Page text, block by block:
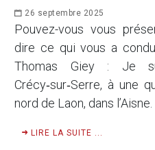
26 septembre 2025
Pouvez-vous vous
dire ce qui vous a
Thomas Giey : Je
Crécy‑sur‑Serre, à une
nord de Laon, dans
LIRE LA SUITE ...